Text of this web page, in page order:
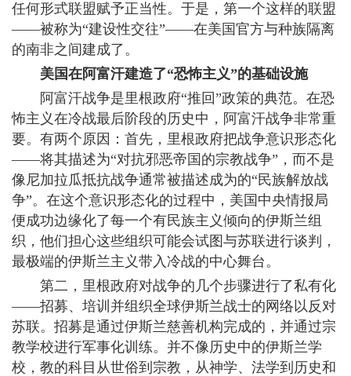
任何形式联盟赋予正当性。于是，第一个这样的联盟
——被称为“建设性交往”——在美国官方与种族隔离
的南非之间建成了。
美国在阿富汗建造了“恐怖主义”的基础设施
阿富汗战争是里根政府“推回”政策的典范。在恐
怖主义在冷战最后阶段的历史中，阿富汗战争非常重
要。有两个原因：首先，里根政府把战争意识形态化
——将其描述为“对抗邪恶帝国的宗教战争”，而不是
像尼加拉瓜抵抗战争通常被描述成为的“民族解放战
争”。在这个意识形态化的过程中，美国中央情报局
便成功边缘化了每一个有民族主义倾向的伊斯兰组
织，他们担心这些组织可能会试图与苏联进行谈判，
最极端的伊斯兰主义带入冷战的中心舞台。
第二，里根政府对战争的几个步骤进行了私有化
——招募、培训并组织全球伊斯兰战士的网络以反对
苏联。招募是通过伊斯兰慈善机构完成的，并通过宗
教学校进行军事化训练。并不像历史中的伊斯兰学
校，教的科目从世俗到宗教，从神学、法学到历史和